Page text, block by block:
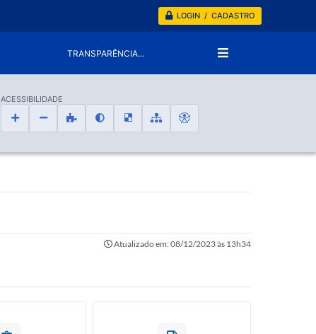
LOGIN / CADASTRO
TRANSPARÊNCIA...
ACESSIBILIDADE
Atualizado em: 08/12/2023 às 13h34